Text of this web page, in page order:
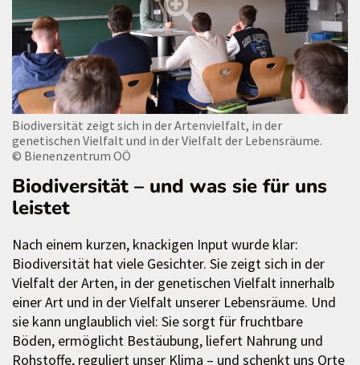
Biodiversität zeigt sich in der Artenvielfalt, in der
genetischen Vielfalt und in der Vielfalt der Lebensräume.
© Bienenzentrum OÖ
Biodiversität – und was sie für uns
leistet
Nach einem kurzen, knackigen Input wurde klar:
Biodiversität hat viele Gesichter. Sie zeigt sich in der
Vielfalt der Arten, in der genetischen Vielfalt innerhalb
einer Art und in der Vielfalt unserer Lebensräume. Und
sie kann unglaublich viel: Sie sorgt für fruchtbare
Böden, ermöglicht Bestäubung, liefert Nahrung und
Rohstoffe, reguliert unser Klima – und schenkt uns Orte